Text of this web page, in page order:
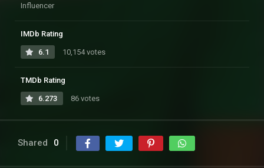
Influencer
IMDb Rating
6.1 10,154 votes
TMDb Rating
6.273 86 votes
Shared 0